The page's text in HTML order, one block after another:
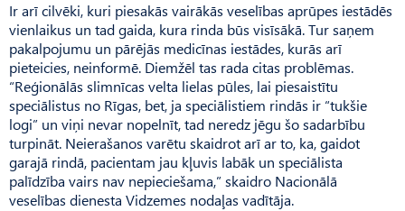
Ir arī cilvēki, kuri piesakās vairākās veselības aprūpes iestādēs
vienlaikus un tad gaida, kura rinda būs visīsākā. Tur saņem
pakalpojumu un pārējās medicīnas iestādes, kurās arī
pieteicies, neinformē. Diemžēl tas rada citas problēmas.
“Reģionālās slimnīcas velta lielas pūles, lai piesaistītu
speciālistus no Rīgas, bet, ja speciālistiem rindās ir “tukšie
logi” un viņi nevar nopelnīt, tad neredz jēgu šo sadarbību
turpināt. Neierašanos varētu skaidrot arī ar to, ka, gaidot
garajā rindā, pacientam jau kļuvis labāk un speciālista
palīdzība vairs nav nepieciešama,” skaidro Nacionālā
veselības dienesta Vidzemes nodaļas vadītāja.